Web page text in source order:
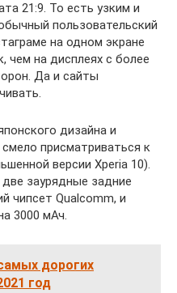
21:9. То есть узким и
пользовательский
на одном экране
чем на дисплеях с более
Да и сайты
дизайна и
присматриваться к
версии Xperia 10).
заурядные задние
чипсет Qualcomm, и
3000 мАч.
дорогих
год